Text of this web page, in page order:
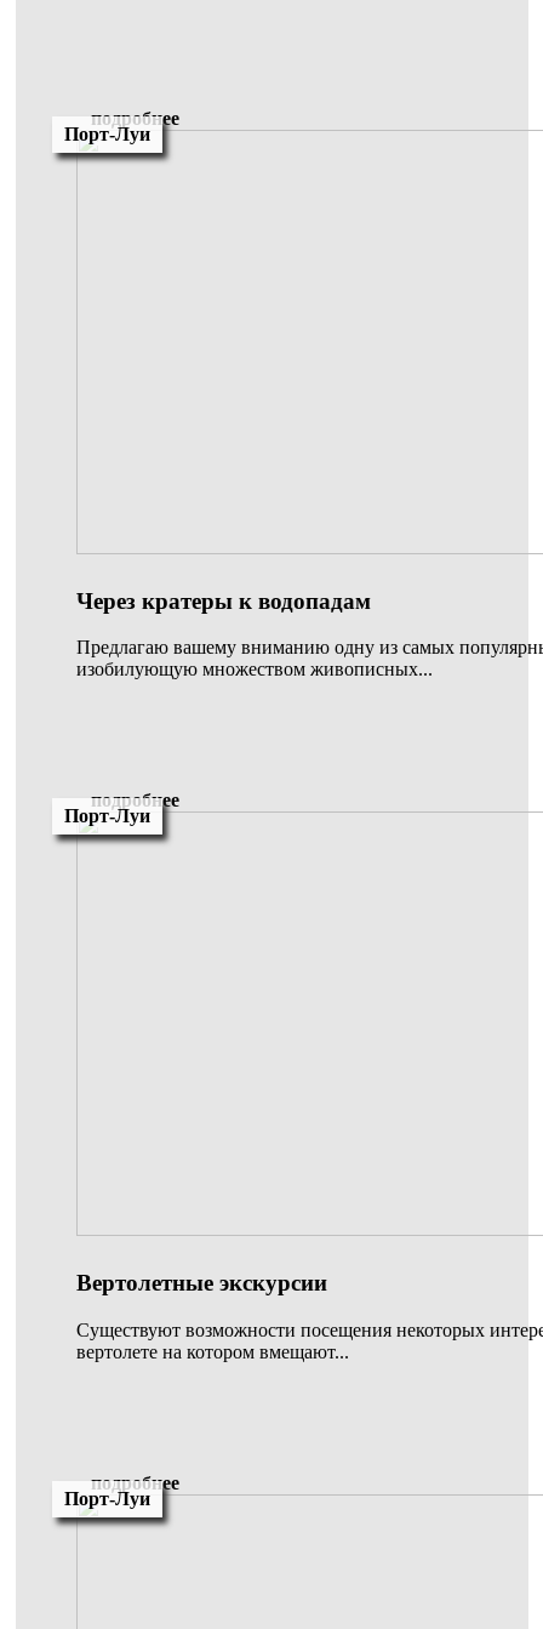
подробнее
Порт-Луи
Через кратеры к водопадам
Предлагаю вашему вниманию одну из самых
изобилующую множеством живописных...
подробнее
Порт-Луи
Вертолетные экскурсии
Существуют возможности посещения некоторых
вертолете на котором вмещают...
подробнее
Порт-Луи